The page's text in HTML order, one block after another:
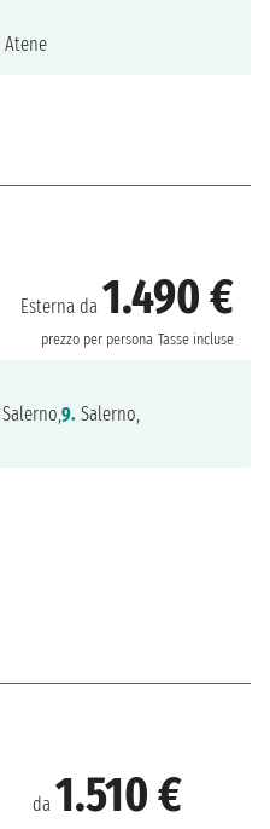
Atene
Esterna da 1.490 €
prezzo per persona Tasse incluse
Salerno,9. Salerno,
da 1.510 €